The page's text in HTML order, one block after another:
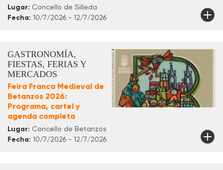
Lugar: Concello de Silleda
Fecha: 10/7/2026 - 12/7/2026
GASTRONOMÍA,
FIESTAS, FERIAS Y
MERCADOS
Feira Franca Medieval de
Betanzos 2026:
Programa, cartel y
agenda completa
Lugar: Concello de Betanzos
Fecha: 10/7/2026 - 12/7/2026